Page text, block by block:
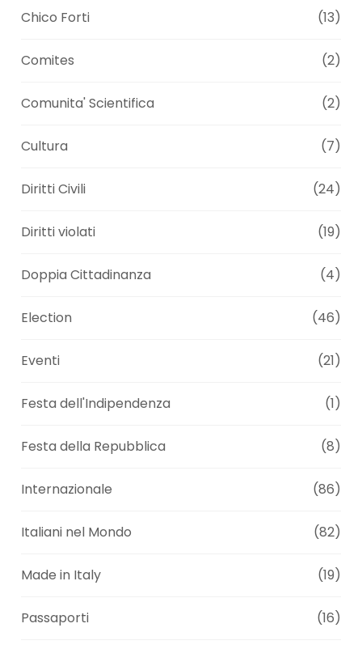
Chico Forti (13)
Comites (2)
Comunita' Scientifica (2)
Cultura (7)
Diritti Civili (24)
Diritti violati (19)
Doppia Cittadinanza (4)
Election (46)
Eventi (21)
Festa dell'Indipendenza (1)
Festa della Repubblica (8)
Internazionale (86)
Italiani nel Mondo (82)
Made in Italy (19)
Passaporti (16)